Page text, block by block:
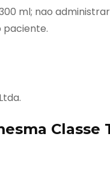
ml; nao
paciente.
Classe